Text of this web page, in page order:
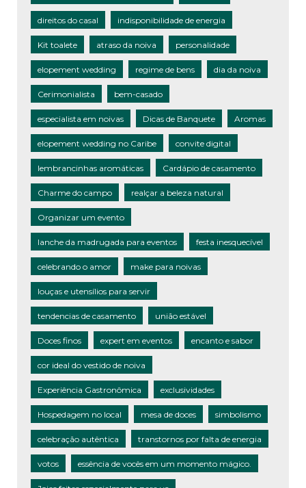
direitos do casal indisponibilidade de energia
Kit toalete atraso da noiva personalidade
elopement wedding regime de bens dia da noiva
Cerimonialista bem-casado
especialista em noivas Dicas de Banquete Aromas
elopement wedding no Caribe convite digital
lembrancinhas aromáticas Cardápio de casamento
Charme do campo realçar a beleza natural
Organizar um evento
lanche da madrugada para eventos festa inesquecível
celebrando o amor make para noivas
louças e utensílios para servir
tendencias de casamento união estável
Doces finos expert em eventos encanto e sabor
cor ideal do vestido de noiva
Experiência Gastronômica exclusividades
Hospedagem no local mesa de doces simbolismo
celebração autêntica transtornos por falta de energia
votos essência de vocês em um momento mágico.